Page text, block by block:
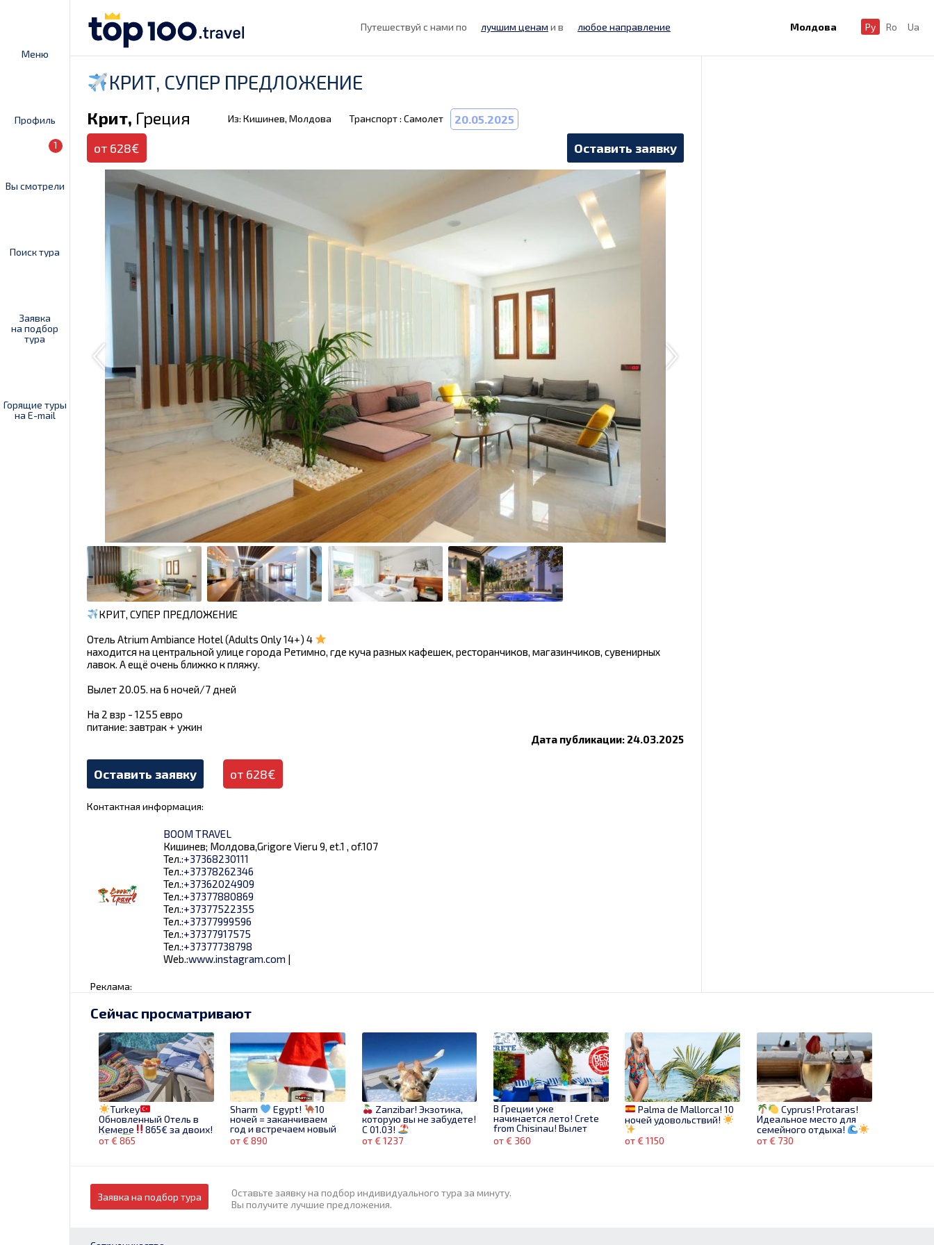
Меню
Профиль
Вы смотрели
1
Поиск тура
Заявка
на подбор
тура
Горящие туры
на E-mail
Путешествуй с нами по лучшим ценам и в любое направление Молдова Ру Ro Ua
КРИТ, СУПЕР ПРЕДЛОЖЕНИЕ
Крит, Греция Из: Кишинев, Молдова Транспорт : Самолет 20.05.2025
от 628€ Оставить заявку
КРИТ, СУПЕР ПРЕДЛОЖЕНИЕ
Отель Atrium Ambiance Hotel (Adults Only 14+) 4
находится на центральной улице города Ретимно, где куча разных кафешек, ресторанчиков, магазинчиков, сувенирных
лавок. А ещё очень ближко к пляжу.
Вылет 20.05. на 6 ночей/7 дней
На 2 взр - 1255 евро
питание: завтрак + ужин
Дата публикации: 24.03.2025
Оставить заявку от 628€
Контактная информация:
BOOM TRAVEL
Кишинев; Молдова,Grigore Vieru 9, et.1 , of.107
Тел.:+37368230111
Тел.:+37378262346
Тел.:+37362024909
Тел.:+37377880869
Тел.:+37377522355
Тел.:+37377999596
Тел.:+37377917575
Тел.:+37377738798
Web.:www.instagram.com |
Реклама:
Сейчас просматривают
Turkey
Обновленный Отель в
Кемере
865€ за двоих!
Бронируй сейчас!
от € 865
Sharm Egypt!
10
ночей = заканчиваем
год и встречаем новый
на море!!! Летим 23.12!
от € 890
Zanzibar! Экзотика,
которую вы не забудете!
C 01.03!
от € 1237
В Греции уже
начинается лето! Crete
from Chisinau! Вылет
26.04
от € 360
Palma de Mallorca! 10
ночей удовольствий!
от € 1150
Cyprus! Protaras!
Идеальное место для
семейного отдыха!
от € 730
Заявка на подбор тура
Оставьте заявку на подбор индивидуального тура за минуту.
Вы получите лучшие предложения.